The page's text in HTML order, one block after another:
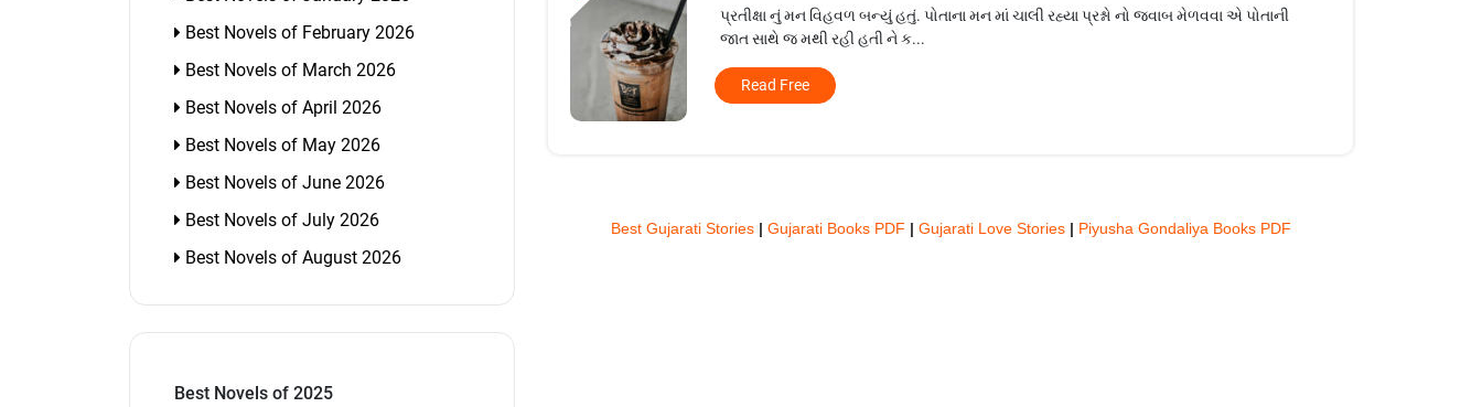
Best Novels of February 2026
Best Novels of March 2026
Best Novels of April 2026
Best Novels of May 2026
Best Novels of June 2026
Best Novels of July 2026
Best Novels of August 2026
Best Novels of 2025
પ્રતીક્ષા નું મન વિહવળ બન્યું હતું. પોતાના મન માં ચાલી રહ્યા પ્રશ્નો નો જવાબ મેળવવા એ પોતાની
જાત સાથે જ મથી રહી હતી ને ક...
Read Free
Best Gujarati Stories | Gujarati Books PDF | Gujarati Love Stories | Piyusha Gondaliya Books PDF